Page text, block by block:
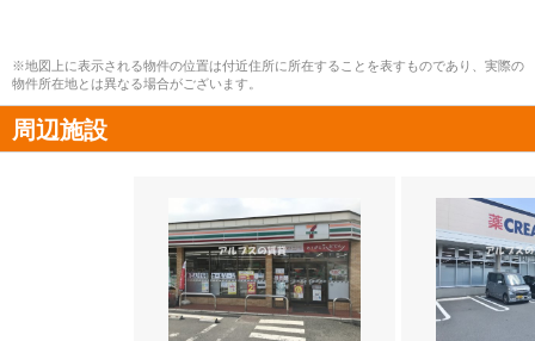
※地図上に表示される物件の位置は付近住所に所在することを表すものであり、実際の
物件所在地とは異なる場合がございます。
周辺施設